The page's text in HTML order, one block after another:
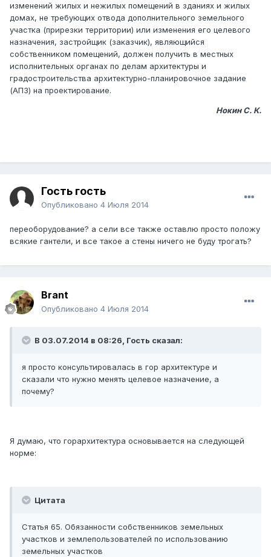
изменений жилых и нежилых помещений в зданиях и жилых
домах, не требующих отвода дополнительного земельного
участка (прирезки территории) или изменения его целевого
назначения, застройщик (заказчик), являющийся
собственником помещений, должен получить в местных
исполнительных органах по делам архитектуры и
градостроительства архитектурно-планировочное задание
(АПЗ) на проектирование.
Нокин С. К.
Гость гость
Опубликовано 4 Июля 2014
переоборудование? а сели все также оставлю просто положу
всякие гантели, и все такое а стены ничего не буду трогать?
Brant
Опубликовано 4 Июля 2014
В 03.07.2014 в 08:26, Гость сказал:
я просто консультировалась в гор архитектуре и
сказали что нужно менять целевое назначение, а
почему?
Я думаю, что горархитектура основывается на следующей
норме:
Цитата
Статья 65. Обязанности собственников земельных
участков и землепользователей по использованию
земельных участков